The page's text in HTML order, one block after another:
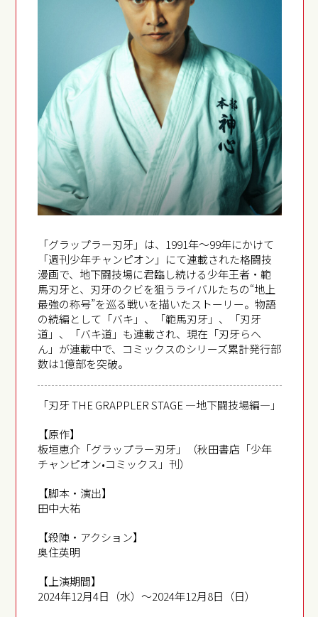
「グラップラー刃牙」は、1991年～99年にかけて
「週刊少年チャンピオン」にて連載された格闘技
漫画で、地下闘技場に君臨し続ける少年王者・範
馬刃牙と、刃牙のクビを狙うライバルたちの“地上
最強の称号”を巡る戦いを描いたストーリー。物語
の続編として「バキ」、「範馬刃牙」、「刃牙
道」、「バキ道」も連載され、現在「刃牙らへ
ん」が連載中で、コミックスのシリーズ累計発行部
数は1億部を突破。
「刃牙 THE GRAPPLER STAGE ―地下闘技場編―」
【原作】
板垣恵介「グラップラー刃牙」（秋田書店「少年
チャンピオン•コミックス」刊）
【脚本・演出】
田中大祐
【殺陣・アクション】
奥住英明
【上演期間】
2024年12月4日（水）～2024年12月8日（日）